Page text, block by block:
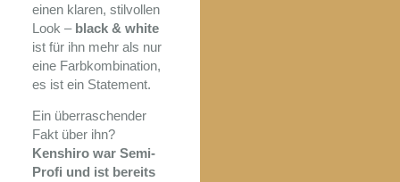
einen klaren, stilvollen
Look – black & white
ist für ihn mehr als nur
eine Farbkombination,
es ist ein Statement.
Ein überraschender
Fakt über ihn?
Kenshiro war Semi-
Profi und ist bereits